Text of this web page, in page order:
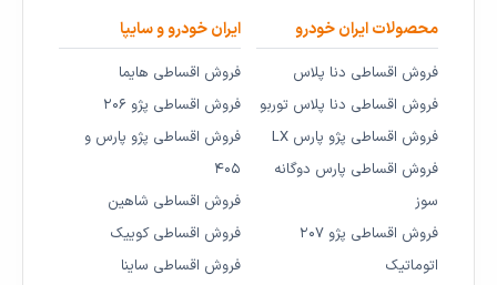
محصولات ایران خودرو
فروش اقساطی دنا پلاس
فروش اقساطی دنا پلاس توربو
فروش اقساطی پژو پارس LX
فروش اقساطی پارس دوگانه
سوز
فروش اقساطی پژو ۲۰۷
اتوماتیک
ایران خودرو و سایپا
فروش اقساطی هایما
فروش اقساطی پژو ۲۰۶
فروش اقساطی پژو پارس و
۴۰۵
فروش اقساطی شاهین
فروش اقساطی کوییک
فروش اقساطی ساینا